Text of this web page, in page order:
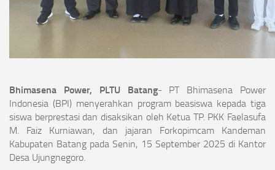
Bhimasena Power, PLTU Batang- PT Bhimasena Power
Indonesia (BPI) menyerahkan program beasiswa kepada tiga
siswa berprestasi dan disaksikan oleh Ketua TP. PKK Faelasufa
M. Faiz Kurniawan, dan jajaran Forkopimcam Kandeman
Kabupaten Batang pada Senin, 15 September 2025 di Kantor
Desa Ujungnegoro.